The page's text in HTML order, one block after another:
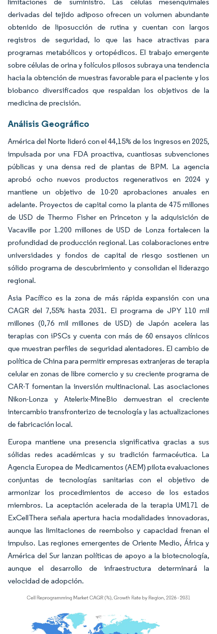
derivadas del tejido adiposo ofrecen un volumen abundante
obtenido de liposucción de rutina y cuentan con largos
registros de seguridad, lo que las hace atractivas para
programas metabólicos y ortopédicos. El trabajo emergente
sobre células de orina y folículos pilosos subraya una tendencia
hacia la obtención de muestras favorable para el paciente y los
biobanco diversificados que respaldan los objetivos de la
medicina de precisión.
Análisis Geográfico
América del Norte lideró con el 44,15% de los ingresos en 2025,
impulsada por una FDA proactiva, cuantiosas subvenciones
públicas y una densa red de plantas de BPM. La agencia
aprobó ocho nuevos productos regenerativos en 2024 y
mantiene un objetivo de 10-20 aprobaciones anuales en
adelante. Proyectos de capital como la planta de 475 millones
de USD de Thermo Fisher en Princeton y la adquisición de
Vacaville por 1.200 millones de USD de Lonza fortalecen la
profundidad de producción regional. Las colaboraciones entre
universidades y fondos de capital de riesgo sostienen un
sólido programa de descubrimiento y consolidan el liderazgo
regional.
Asia Pacífico es la zona de más rápida expansión con una
CAGR del 7,55% hasta 2031. El programa de JPY 110 mil
millones (0,76 mil millones de USD) de Japón acelera las
terapias con iPSCs y cuenta con más de 60 ensayos clínicos
que muestran perfiles de seguridad alentadores. El cambio de
política de China para permitir empresas extranjeras de terapia
celular en zonas de libre comercio y su creciente programa de
CAR-T fomentan la inversión multinacional. Las asociaciones
Nikon-Lonza y Atelerix-MineBio demuestran el creciente
intercambio transfronterizo de tecnología y las actualizaciones
de fabricación local.
Europa mantiene una presencia significativa gracias a sus
sólidas redes académicas y su tradición farmacéutica. La
Agencia Europea de Medicamentos (AEM) pilota evaluaciones
conjuntas de tecnologías sanitarias con el objetivo de
armonizar los procedimientos de acceso de los estados
miembros. La aceptación acelerada de la terapia UM171 de
ExCellThera señala apertura hacia modalidades innovadoras,
aunque las limitaciones de reembolso y capacidad frenan el
impulso. Las regiones emergentes de Oriente Medio, África y
América del Sur lanzan políticas de apoyo a la biotecnología,
aunque el desarrollo de infraestructura determinará la
velocidad de adopción.